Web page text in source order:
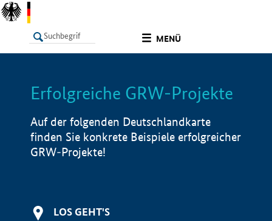
MENÜ
LISTE Info
Erfolgreiche GRW-Projekte
Auf der folgenden Deutschlandkarte
finden Sie konkrete Beispiele erfolgreicher
GRW-Projekte!
LOS GEHT'S